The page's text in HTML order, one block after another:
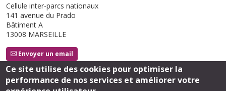
Cellule inter-parcs nationaux
141 avenue du Prado
Bâtiment A
13008 MARSEILLE
Envoyer un email
Ce site utilise des cookies pour optimiser la
performance de nos services et améliorer votre